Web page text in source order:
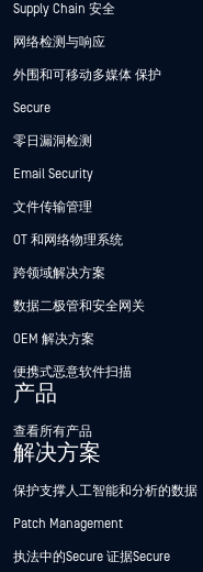
Supply Chain 安全
网络检测与响应
外围和可移动多媒体 保护
Secure
零日漏洞检测
Email Security
文件传输管理
OT 和网络物理系统
跨领域解决方案
数据二极管和安全网关
OEM 解决方案
便携式恶意软件扫描
产品
查看所有产品
解决方案
保护支撑人工智能和分析的数据
Patch Management
执法中的Secure 证据Secure